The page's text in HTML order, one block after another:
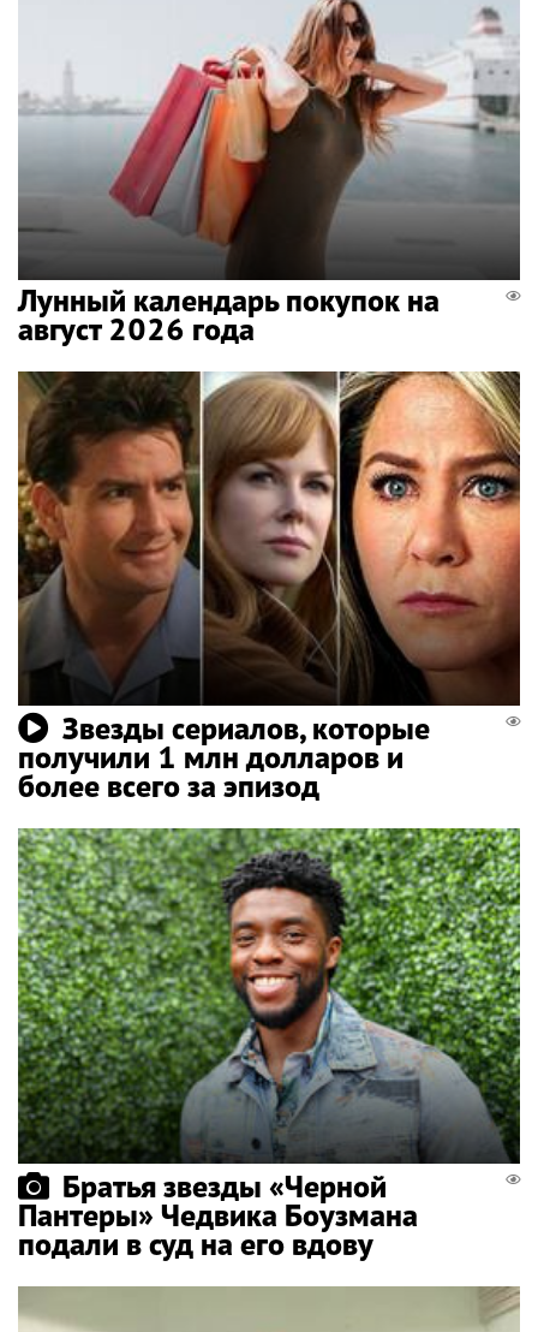
Лунный календарь покупок на
август 2026 года
Звезды сериалов, которые
получили 1 млн долларов и
более всего за эпизод
Братья звезды «Черной
Пантеры» Чедвика Боузмана
подали в суд на его вдову